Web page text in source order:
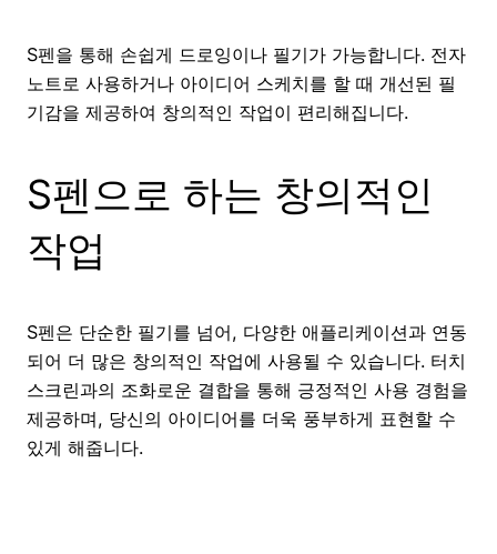
S펜을 통해 손쉽게 드로잉이나 필기가 가능합니다. 전자
노트로 사용하거나 아이디어 스케치를 할 때 개선된 필
기감을 제공하여 창의적인 작업이 편리해집니다.
S펜으로 하는 창의적인
작업
S펜은 단순한 필기를 넘어, 다양한 애플리케이션과 연동
되어 더 많은 창의적인 작업에 사용될 수 있습니다. 터치
스크린과의 조화로운 결합을 통해 긍정적인 사용 경험을
제공하며, 당신의 아이디어를 더욱 풍부하게 표현할 수
있게 해줍니다.